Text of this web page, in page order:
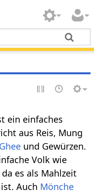
ein einfaches
aus Reis, Mung
Ghee und Gewürzen.
Volk wie
es als Mahlzeit
Auch Mönche